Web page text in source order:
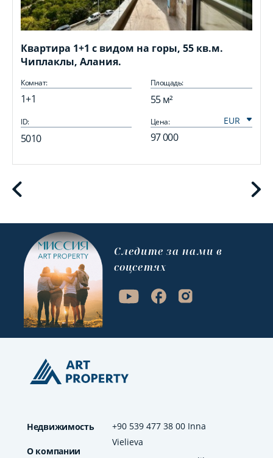
Квартира 1+1 с видом на горы, 55 кв.м.
Чиплаклы, Алания.
Комнат:
1+1
Площадь:
55 м²
ID:
5010
Цена:
97 000
+90 539 477 38 00 Inna
Vielieva
Недвижимость
О компании
Cледите за нами в
соцсетях